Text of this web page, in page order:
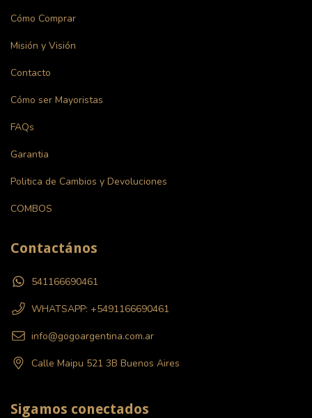
Cómo Comprar
Misión y Visión
Contacto
Cómo ser Mayoristas
FAQs
Garantia
Politica de Cambios y Devoluciones
COMBOS
Contactános
541166690461
WHATSAPP: +5491166690461
info@gogoargentina.com.ar
Calle Maipu 521 3B Buenos Aires
Sigamos conectados